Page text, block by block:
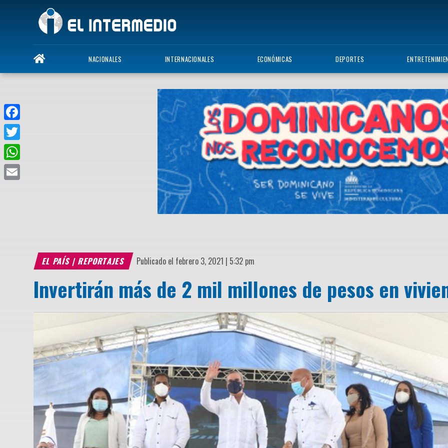
NACIONALES INTERNACIONALES ECONÓMICAS DEPORTES
EL PAÍS | REPORTAJES Publicado el febrero 3, 2021 | 5:32 pm
Invertirán más de 2 mil millones de pesos en
Facebook
Twitter
WhatsApp